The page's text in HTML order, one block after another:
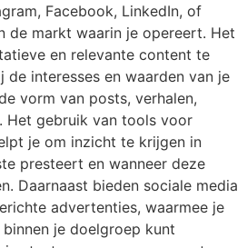
Facebook, LinkedIn, of
de markt waarin je opereert. Het
en relevante content te
de interesses en waarden van je
vorm van posts, verhalen,
Het gebruik van tools voor
je om inzicht te krijgen in
presteert en wanneer deze
Daarnaast bieden sociale media
advertenties, waarmee je
je doelgroep kunt